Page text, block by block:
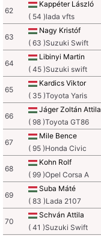
62
Kappéter László
( 54 )lada vfts
63
Nagy Kristóf
( 63 )Suzuki Swift
64
Libinyi Martin
( 45 )Suzuki swift
65
Kardics Viktor
( 35 )Toyota Yaris
66
Jáger Zoltán Attila
( 98 )Toyota GT86
67
Mile Bence
( 95 )Honda Civic
68
Kohn Rolf
( 99 )Opel Corsa A
69
Suba Máté
( 83 )Lada 2107
70
Schván Attila
( 41 )Suzuki Swift